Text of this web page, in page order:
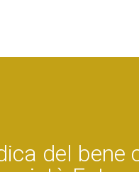
del bene